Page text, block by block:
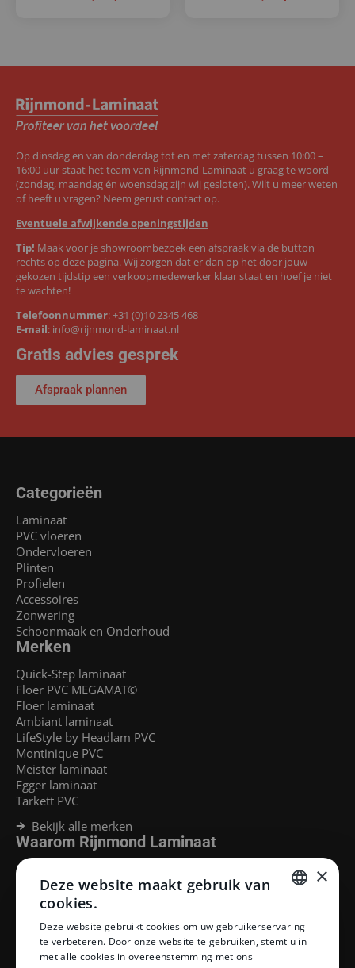
Op dinsdag en van donderdag tot en met zaterdag tussen 10:00 –
16:00 uur staat het team van Rijnmond-Laminaat u graag te woord
(zondag, maandag én woensdag zijn wij gesloten). Wilt u meer weten
of heeft u vragen? Neem gerust contact op.
Eventuele afwijkende openingstijden
Tip! Maak voor je showroombezoek een afspraak via de button
rechts op deze pagina. Wij zorgen dat er dan op het door jouw
gekozen tijdstip een verkoopmedewerker klaar staat en hoef je niet
te wachten!
Telefoonnummer:+31 (0)10 2345 468
E-mail: info@rijnmond-laminaat.nl
Gratis advies gesprek
Afspraak plannen
Categorieën
Laminaat
PVC vloeren
Ondervloeren
Plinten
Profielen
Accessoires
Zonwering
Schoonmaak en Onderhoud
Merken
Quick-Step laminaat
Floer PVC MEGAMAT©
Floer laminaat
Ambiant laminaat
LifeStyle by Headlam PVC
Montinique PVC
Meister laminaat
Egger laminaat
Tarkett PVC
Bekijk alle merken
Waarom Rijnmond Laminaat
Legservice
Laminaat Capelle aan den Ijssel
Laminaat voor vloerverwarming
Klantenservice
Betaalmethoden
DUTCH
×
Deze website maakt gebruik van
cookies.
Deze website gebruikt cookies om uw gebruikerservaring
te verbeteren. Door onze website te gebruiken, stemt u in
met alle cookies in overeenstemming met ons